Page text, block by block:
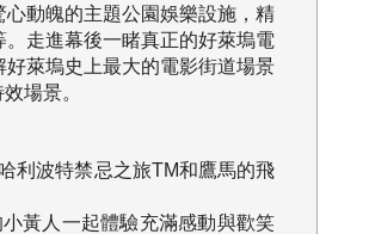
動魄的主題公園娛樂設施，精
走進幕後一睹真正的好萊塢電
萊塢史上最大的電影街道場景
場景。
利波特禁忌之旅TM和鷹馬的飛
黃人一起體驗充滿感動與歡笑